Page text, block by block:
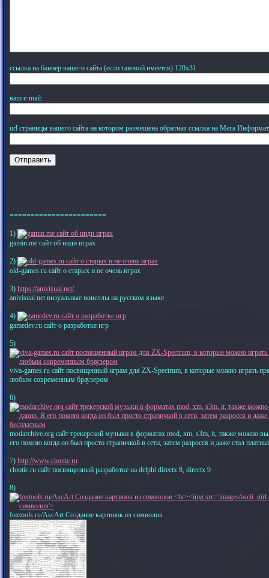
ссылка на баннер вашего сайта (если таковой имеется) 120х31
ваш e-mail:
url страницы вашего сайта на котором размещена обратная ссылка на Мега
=======================
1)
gamin.me сайт об инди играх
2)
old-games.ru сайт о старых и не очень играх
3) https://anivisual.net/
anivisual.net визуальные новеллы на русском языке
4)
gamedev.ru сайт о разработке игр
5)
viva-games.ru сайт посвященный играм для ZX-Spectrum, в которые можно играть
любым современным браузером
6)
modarchive.org сайт трекерской музыки в форматах mod, xm, s3m, it, также можно
его помню когда он был просто страничкой в сети, затем разросся и даже стал
7) http://www.clootie.ru
clootie.ru сайт посвященный разработке на delphi directx 8, directx 9
8)
foxtools.ru/AscArt Создание картинок из символов